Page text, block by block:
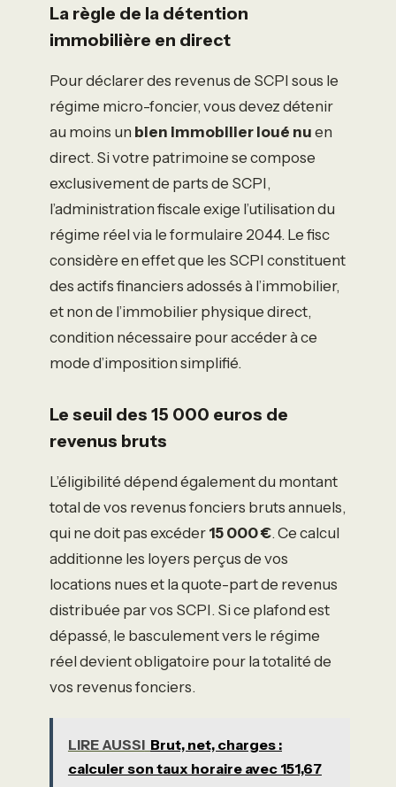
La règle de la détention
immobilière en direct
Pour déclarer des revenus de SCPI sous le
régime micro-foncier, vous devez détenir
au moins un bien immobilier loué nu en
direct. Si votre patrimoine se compose
exclusivement de parts de SCPI,
l’administration fiscale exige l’utilisation du
régime réel via le formulaire 2044. Le fisc
considère en effet que les SCPI constituent
des actifs financiers adossés à l’immobilier,
et non de l’immobilier physique direct,
condition nécessaire pour accéder à ce
mode d’imposition simplifié.
Le seuil des 15 000 euros de
revenus bruts
L’éligibilité dépend également du montant
total de vos revenus fonciers bruts annuels,
qui ne doit pas excéder 15 000 €. Ce calcul
additionne les loyers perçus de vos
locations nues et la quote-part de revenus
distribuée par vos SCPI. Si ce plafond est
dépassé, le basculement vers le régime
réel devient obligatoire pour la totalité de
vos revenus fonciers.
LIRE AUSSI Brut, net, charges :
calculer son taux horaire avec 151,67